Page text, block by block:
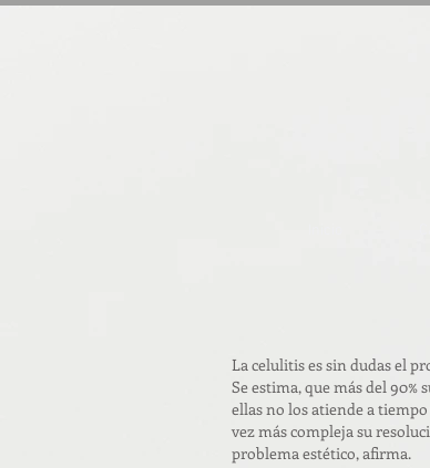
La celulitis es sin dudas el
Se estima, que más del
ellas no los atiende a
vez más compleja su
problema estético, afirma.